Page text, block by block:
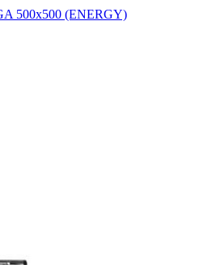
500x500 (ENERGY)